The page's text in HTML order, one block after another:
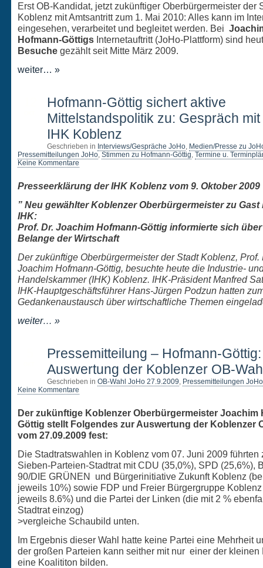
Erst OB-Kandidat, jetzt zukünftiger Oberbürgermeister der
Koblenz mit Amtsantritt zum 1. Mai 2010: Alles kann im
eingesehen, verarbeitet und begleitet werden. Bei
Hofmann-Göttigs Internetauftritt (JoHo-Plattform) sind
Besuche gezählt seit Mitte März 2009.
weiter… »
Hofmann-Göttig sichert aktive
Mittelstandspolitik zu: Gespräch
IHK Koblenz
Geschrieben in Interviews/Gespräche JoHo, Medien/Presse zu
Pressemitteilungen JoHo, Stimmen zu Hofmann-Göttig, Termine u.
Keine Kommentare
Presseerklärung der IHK Koblenz vom 9. Oktober 2009
” Neu gewählter Koblenzer Oberbürgermeister zu Gast
IHK:
Prof. Dr. Joachim Hofmann-Göttig informierte sich
Belange der Wirtschaft
Der zukünftige Oberbürgermeister der Stadt Koblenz, Prof.
Joachim Hofmann-Göttig, besuchte heute die Industrie-
Handelskammer (IHK) Koblenz. IHK-Präsident Manfred
IHK-Hauptgeschäftsführer Hans-Jürgen Podzun hatten
Gedankenaustausch über wirtschaftliche Themen
weiter… »
Pressemitteilung – Hofmann-Göttig:
Auswertung der Koblenzer OB-
Geschrieben in OB-Wahl JoHo 27.9.2009, Pressemitteilungen JoHo
Keine Kommentare
Der zukünftige Koblenzer Oberbürgermeister Joachim
Göttig stellt Folgendes zur Auswertung der Koblenzer
vom 27.09.2009 fest:
Die Stadtratswahlen in Koblenz vom 07. Juni 2009 führten
Sieben-Parteien-Stadtrat mit CDU (35,0%), SPD (25,6%),
90/DIE GRÜNEN und Bürgerinitiative Zukunft Koblenz
jeweils 10%) sowie FDP und Freier Bürgergruppe
jeweils 8.6%) und die Partei der Linken (die mit 2 %
Stadtrat einzog)
>vergleiche Schaubild unten.
Im Ergebnis dieser Wahl hatte keine Partei eine Mehrheit
der großen Parteien kann seither mit nur einer der kleinen
eine Koalititon bilden.